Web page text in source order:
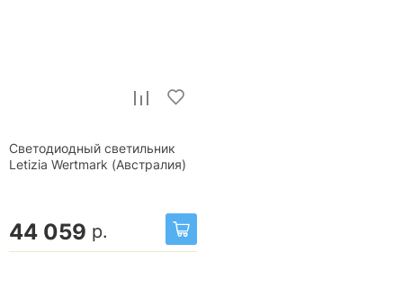
Светодиодный светильник
Letizia Wertmark (Австралия)
44 059 р.